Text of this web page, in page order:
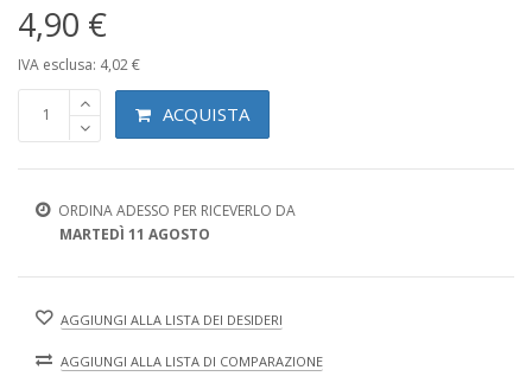
4,90 €
IVA esclusa: 4,02 €
ACQUISTA
ORDINA ADESSO PER RICEVERLO DA
MARTEDÌ 11 AGOSTO
AGGIUNGI ALLA LISTA DEI DESIDERI
AGGIUNGI ALLA LISTA DI COMPARAZIONE